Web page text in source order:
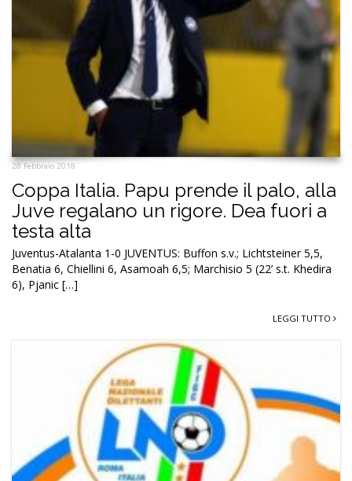
28 Febbraio 2018
Coppa Italia. Papu prende il palo, alla
Juve regalano un rigore. Dea fuori a
testa alta
Juventus-Atalanta 1-0 JUVENTUS: Buffon s.v.; Lichtsteiner 5,5,
Benatia 6, Chiellini 6, Asamoah 6,5; Marchisio 5 (22’ s.t. Khedira
6), Pjanic […]
LEGGI TUTTO